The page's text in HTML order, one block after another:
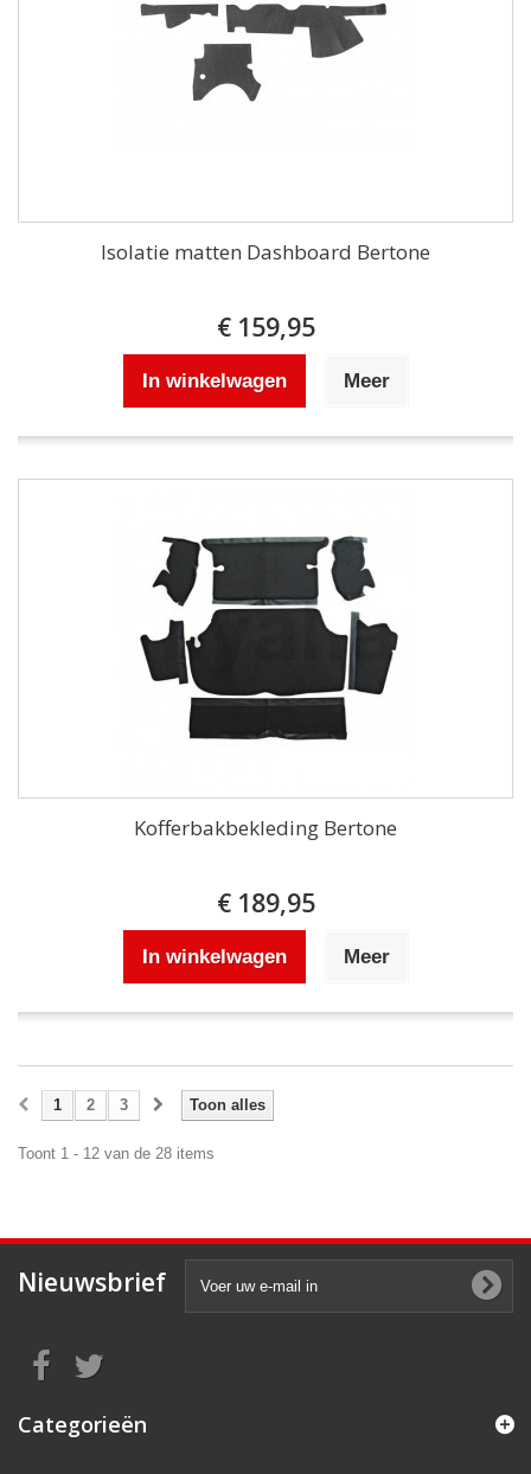
Isolatie matten Dashboard Bertone
€ 159,95
In winkelwagen Meer
Kofferbakbekleding Bertone
€ 189,95
In winkelwagen Meer
Toon alles
1 2 3
Toont 1 - 12 van de 28 items
Nieuwsbrief
Categorieën